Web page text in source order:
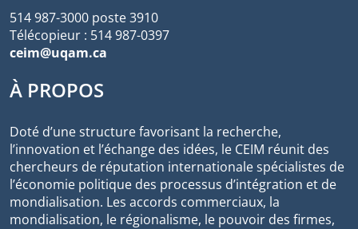
514 987-3000 poste 3910
Télécopieur : 514 987-0397
ceim@uqam.ca
À PROPOS
Doté d’une structure favorisant la recherche,
l’innovation et l’échange des idées, le CEIM réunit des
chercheurs de réputation internationale spécialistes de
l’économie politique des processus d’intégration et de
mondialisation. Les accords commerciaux, la
mondialisation, le régionalisme, le pouvoir des firmes,